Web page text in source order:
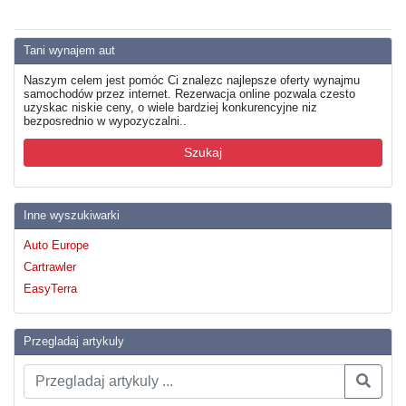
Tani wynajem aut
Naszym celem jest pomóc Ci znalezc najlepsze oferty wynajmu
samochodów przez internet. Rezerwacja online pozwala czesto
uzyskac niskie ceny, o wiele bardziej konkurencyjne niz
bezposrednio w wypozyczalni..
Szukaj
Inne wyszukiwarki
Auto Europe
Cartrawler
EasyTerra
Przegladaj artykuly